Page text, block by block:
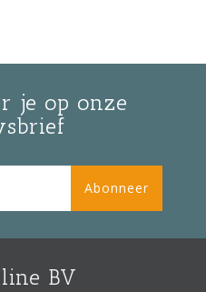
je op onze
Abonneer
BV